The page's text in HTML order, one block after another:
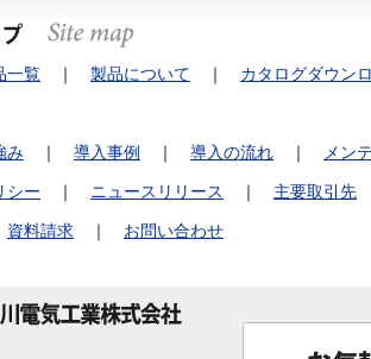
一覧 ｜ 製品について ｜ カタログダウン
み ｜ 導入事例 ｜ 導入の流れ ｜ メン
シー ｜ ニュースリリース ｜ 主要取引先
資料請求 ｜ お問い合わせ